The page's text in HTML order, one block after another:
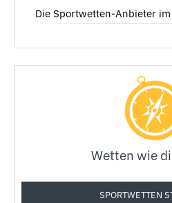
Die Sportwetten-Anbieter im
Wetten wie
SPORTWETTEN